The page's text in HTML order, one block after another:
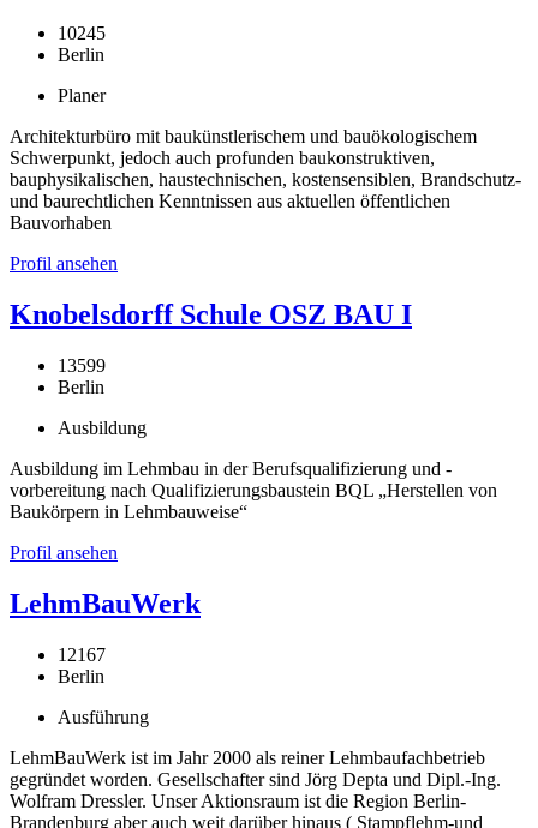
10245
Berlin
Planer
Architekturbüro mit baukünstlerischem und bauökologischem
Schwerpunkt, jedoch auch profunden baukonstruktiven,
bauphysikalischen, haustechnischen, kostensensiblen, Brandschutz-
und baurechtlichen Kenntnissen aus aktuellen öffentlichen
Bauvorhaben
Profil ansehen
Knobelsdorff Schule OSZ BAU I
13599
Berlin
Ausbildung
Ausbildung im Lehmbau in der Berufsqualifizierung und -
vorbereitung nach Qualifizierungsbaustein BQL „Herstellen von
Baukörpern in Lehmbauweise“
Profil ansehen
LehmBauWerk
12167
Berlin
Ausführung
LehmBauWerk ist im Jahr 2000 als reiner Lehmbaufachbetrieb
gegründet worden. Gesellschafter sind Jörg Depta und Dipl.-Ing.
Wolfram Dressler. Unser Aktionsraum ist die Region Berlin-
Brandenburg aber auch weit darüber hinaus ( Stampflehm-und